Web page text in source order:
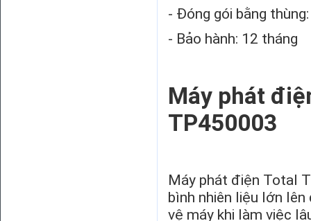
- Đóng gói bằng
- Bảo hành: 12 tháng
Máy phát
TP450003
Máy phát điện Total
bình nhiên liệu lớn
vệ máy khi làm việc